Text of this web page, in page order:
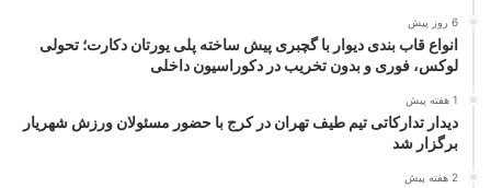
6 روز پیش
انواع قاب بندی دیوار با گچبری پیش ساخته پلی یورتان دکارت؛ تحولی
لوکس، فوری و بدون تخریب در دکوراسیون داخلی
1 هفته پیش
دیدار تدارکاتی تیم طیف تهران در کرج با حضور مسئولان ورزش شهریار
برگزار شد
2 هفته پیش